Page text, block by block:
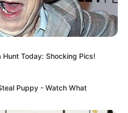
Enfeite para jardim feito
Today: Shocking Pics!
Puppy - Watch What